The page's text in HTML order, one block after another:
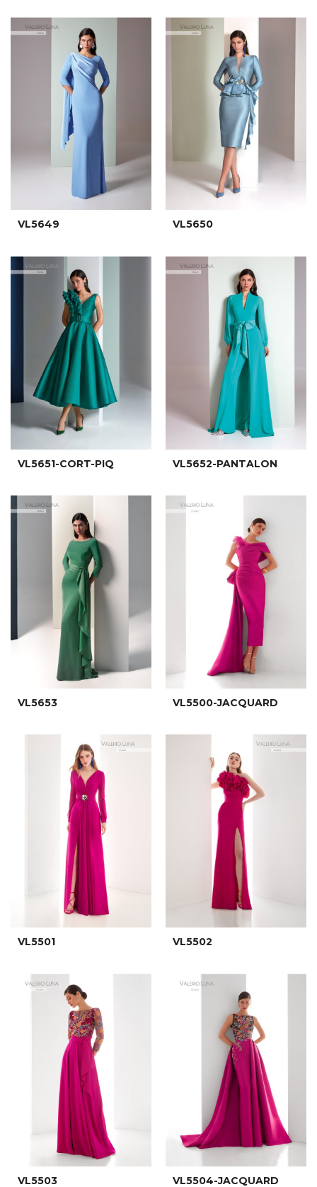
VL5649 VL5650
VL5651-CORT-PIQ VL5652-PANTALON
VL5653 VL5500-JACQUARD
VL5501 VL5502
VL5503 VL5504-JACQUARD